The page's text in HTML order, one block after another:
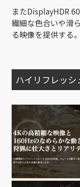
またDisplayHDR
繊細な色合いや滑
る映像を提供する。
ハイリフレッシ